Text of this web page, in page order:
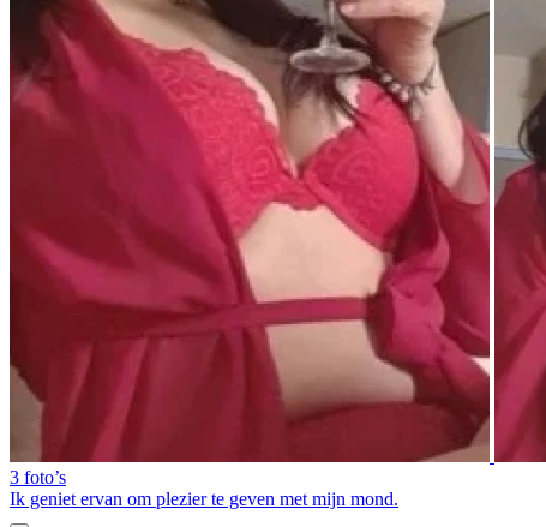
3 foto’s
Ik geniet ervan om plezier te geven met mijn mond.